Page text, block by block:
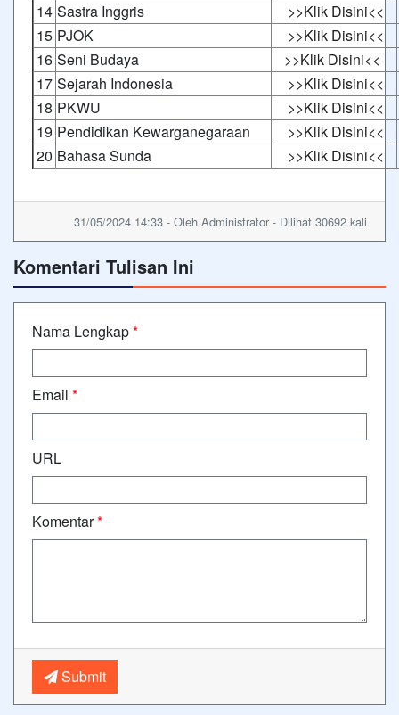
14 Sastra Inggris
>>Klik Disini<<
15 PJOK
>>Klik Disini<<
16 Seni Budaya
>>Klik Disini<<
17 Sejarah Indonesia
>>Klik Disini<<
18 PKWU
>>Klik Disini<<
19 Pendidikan Kewarganegaraan
>>Klik Disini<<
20 Bahasa Sunda >>Klik Disini<<
31/05/2024 14:33 - Oleh Administrator - Dilihat 30692 kali
Komentari Tulisan Ini
Nama Lengkap*
Email *
URL
Komentar*
Submit